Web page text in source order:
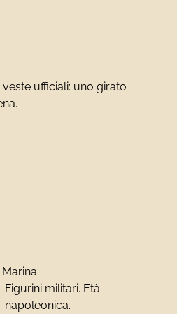
ufficiali: uno girato
Figurini militari. Età
napoleonica.